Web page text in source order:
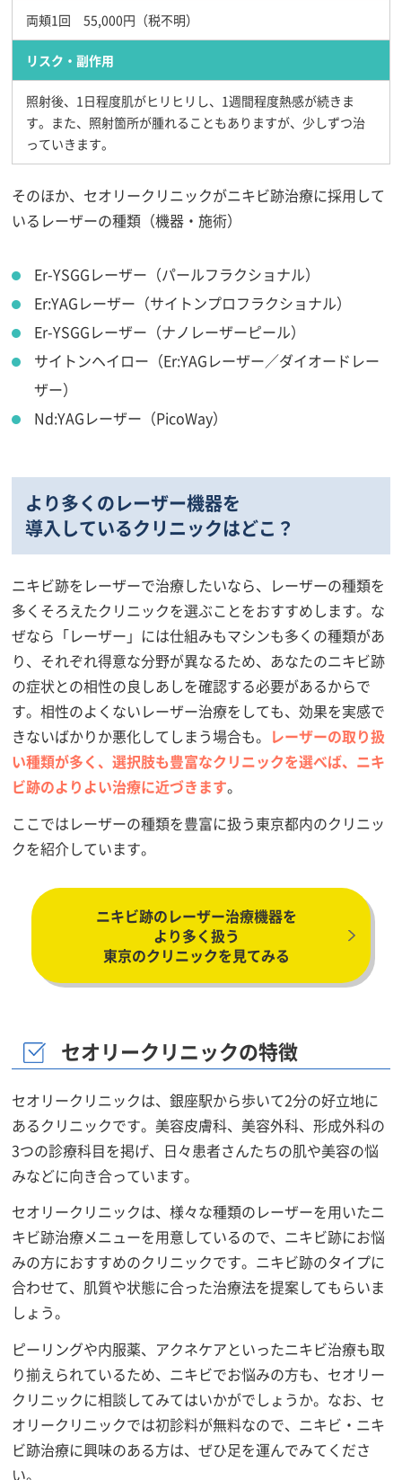
両頬1回 55,000円（税不明）
リスク・副作用
照射後、1日程度肌がヒリヒリし、1週間程度熱感が続きま
す。また、照射箇所が腫れることもありますが、少しずつ治
っていきます。
そのほか、セオリークリニックがニキビ跡治療に採用して
いるレーザーの種類（機器・施術）
Er-YSGGレーザー（パールフラクショナル）
Er:YAGレーザー（サイトンプロフラクショナル）
Er-YSGGレーザー（ナノレーザーピール）
サイトンヘイロー（Er:YAGレーザー／ダイオードレー
ザー）
Nd:YAGレーザー（PicoWay）
より多くのレーザー機器を
導入しているクリニックはどこ？
ニキビ跡をレーザーで治療したいなら、レーザーの種類を
多くそろえたクリニックを選ぶことをおすすめします。な
ぜなら「レーザー」には仕組みもマシンも多くの種類があ
り、それぞれ得意な分野が異なるため、あなたのニキビ跡
の症状との相性の良しあしを確認する必要があるからで
す。相性のよくないレーザー治療をしても、効果を実感で
きないばかりか悪化してしまう場合も。 レーザーの取り扱
い種類が多く、選択肢も豊富なクリニックを選べば、ニキ
ビ跡のよりよい治療に近づきます。
ここではレーザーの種類を豊富に扱う東京都内のクリニッ
クを紹介しています。
ニキビ跡のレーザー治療機器を
より多く扱う
東京のクリニックを見てみる
セオリークリニックの特徴
セオリークリニックは、銀座駅から歩いて2分の好立地に
あるクリニックです。美容皮膚科、美容外科、形成外科の
3つの診療科目を掲げ、日々患者さんたちの肌や美容の悩
みなどに向き合っています。
セオリークリニックは、様々な種類のレーザーを用いたニ
キビ跡治療メニューを用意しているので、ニキビ跡にお悩
みの方におすすめのクリニックです。ニキビ跡のタイプに
合わせて、肌質や状態に合った治療法を提案してもらいま
しょう。
ピーリングや内服薬、アクネケアといったニキビ治療も取
り揃えられているため、ニキビでお悩みの方も、セオリー
クリニックに相談してみてはいかがでしょうか。なお、セ
オリークリニックでは初診料が無料なので、ニキビ・ニキ
ビ跡治療に興味のある方は、ぜひ足を運んでみてくださ
い。